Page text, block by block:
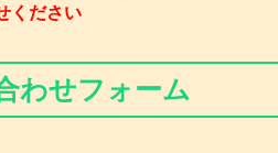
ください
わせフォーム